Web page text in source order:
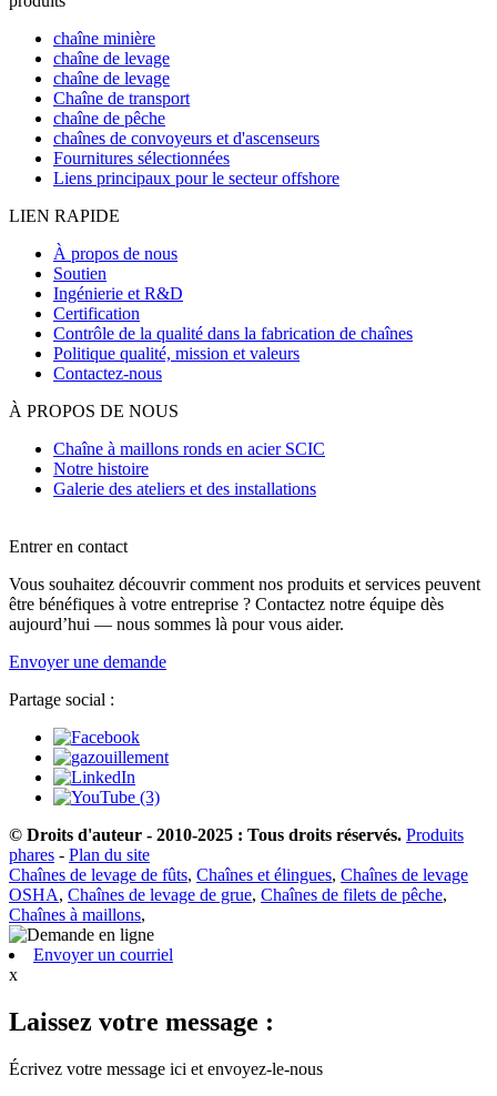
chaîne minière
chaîne de levage
chaîne de levage
Chaîne de transport
chaîne de pêche
chaînes de convoyeurs et d'ascenseurs
Fournitures sélectionnées
Liens principaux pour le secteur offshore
LIEN RAPIDE
À propos de nous
Soutien
Ingénierie et R&D
Certification
Contrôle de la qualité dans la fabrication de chaînes
Politique qualité, mission et valeurs
Contactez-nous
À PROPOS DE NOUS
Chaîne à maillons ronds en acier SCIC
Notre histoire
Galerie des ateliers et des installations
Entrer en contact
Vous souhaitez découvrir comment nos produits et services peuvent
être bénéfiques à votre entreprise ? Contactez notre équipe dès
aujourd’hui — nous sommes là pour vous aider.
Envoyer une demande
Partage social :
© Droits d'auteur - 2010-2025 : Tous droits réservés. Produits
phares - Plan du site
Chaînes de levage de fûts, Chaînes et élingues, Chaînes de levage
OSHA, Chaînes de levage de grue, Chaînes de filets de pêche,
Chaînes à maillons,
Envoyer un courriel
x
Laissez votre message :
Écrivez votre message ici et envoyez-le-nous